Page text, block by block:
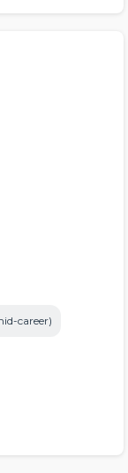
career)